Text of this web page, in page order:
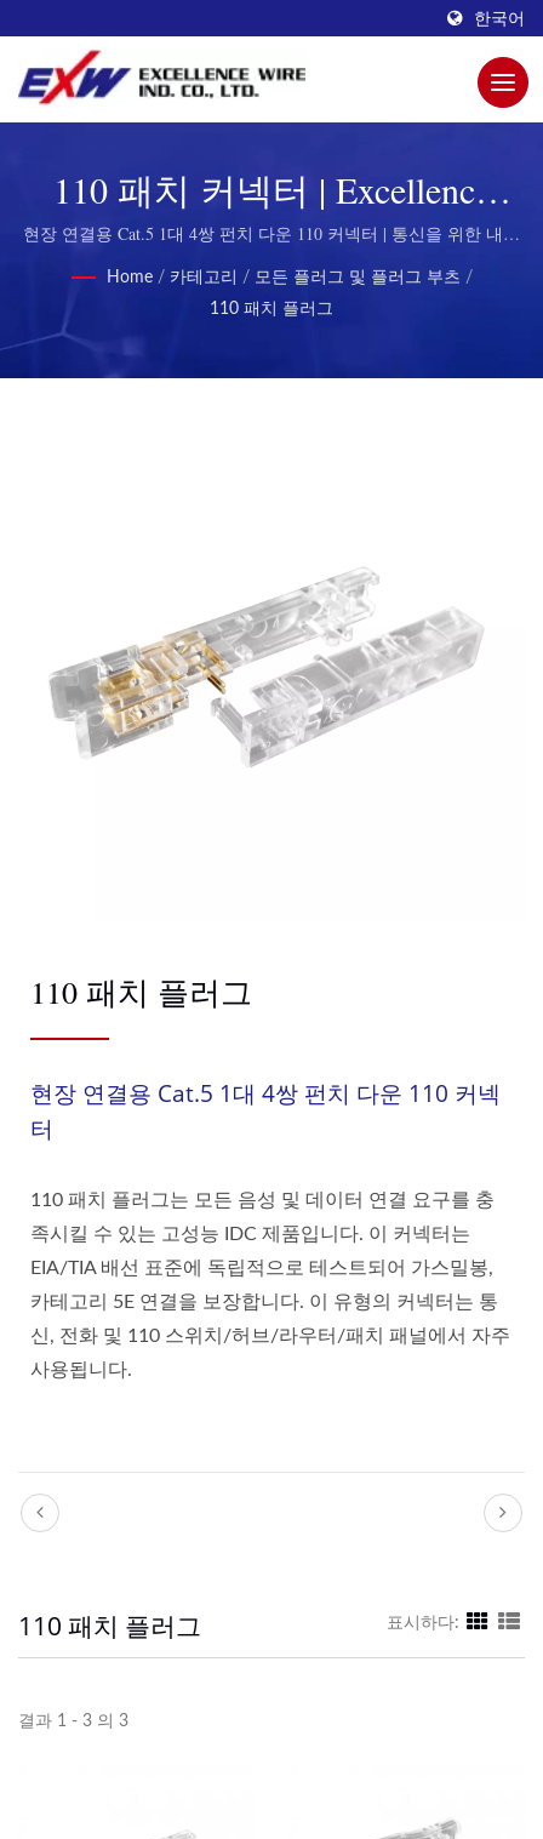
한국어
110 패치 커넥터 | Excellence
Wire의 향상된 연결성을 위한
혁신적인 모듈형 플러그
현장 연결용 Cat.5 1대 4쌍 펀치 다운 110 커넥터 | 통신을 위한 내구
Home / 카테고리 / 모든 플러그 및 플러그 부츠 /
110 패치 플러그
110 패치 플러그
현장 연결용 Cat.5 1대 4쌍 펀치 다운 110 커넥
터
110 패치 플러그는 모든 음성 및 데이터 연결 요구를 충
족시킬 수 있는 고성능 IDC 제품입니다. 이 커넥터는
EIA/TIA 배선 표준에 독립적으로 테스트되어 가스밀봉,
카테고리 5E 연결을 보장합니다. 이 유형의 커넥터는 통
신, 전화 및 110 스위치/허브/라우터/패치 패널에서 자주
사용됩니다.
110 패치 플러그 표시하다:
결과 1 - 3 의 3